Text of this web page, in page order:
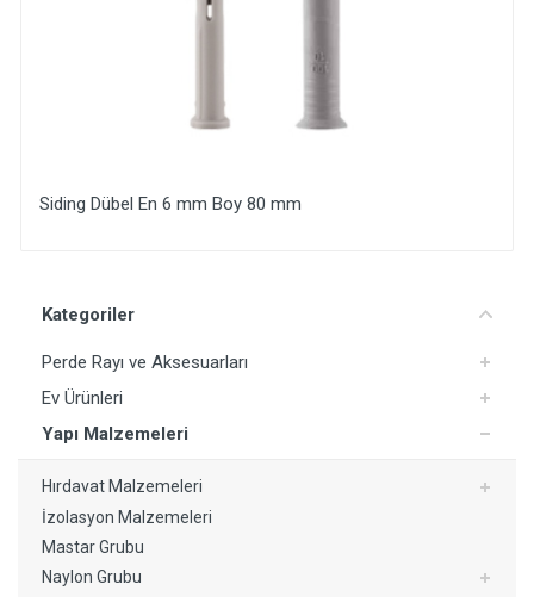
Kategoriler
Perde Rayı ve Aksesuarları
Ev Ürünleri
Yapı Malzemeleri
Hırdavat Malzemeleri
İzolasyon Malzemeleri
Mastar Grubu
Naylon Grubu
Siding Dübel En 6 mm Boy 80 mm